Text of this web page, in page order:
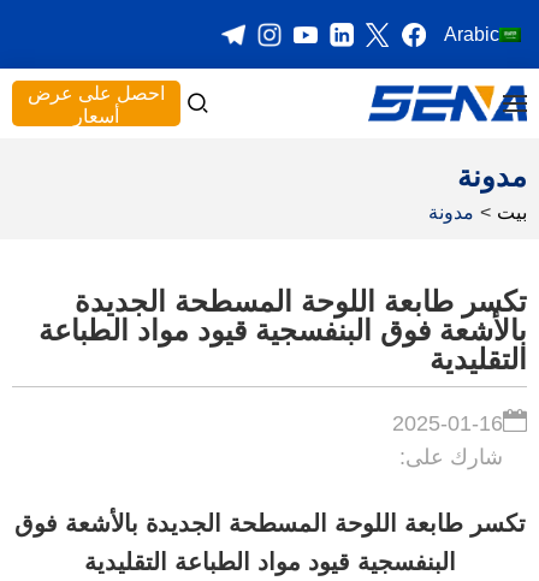
Arabic
احصل على عرض
أسعار
مدونة
بيت > مدونة
تكسر طابعة اللوحة المسطحة الجديدة
بالأشعة فوق البنفسجية قيود مواد الطباعة
التقليدية
2025-01-16
شارك على:
تكسر طابعة اللوحة المسطحة الجديدة بالأشعة فوق
البنفسجية قيود مواد الطباعة التقليدية